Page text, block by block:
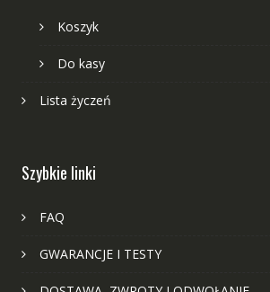
Koszyk
Do kasy
Lista życzeń
Szybkie linki
FAQ
GWARANCJE I TESTY